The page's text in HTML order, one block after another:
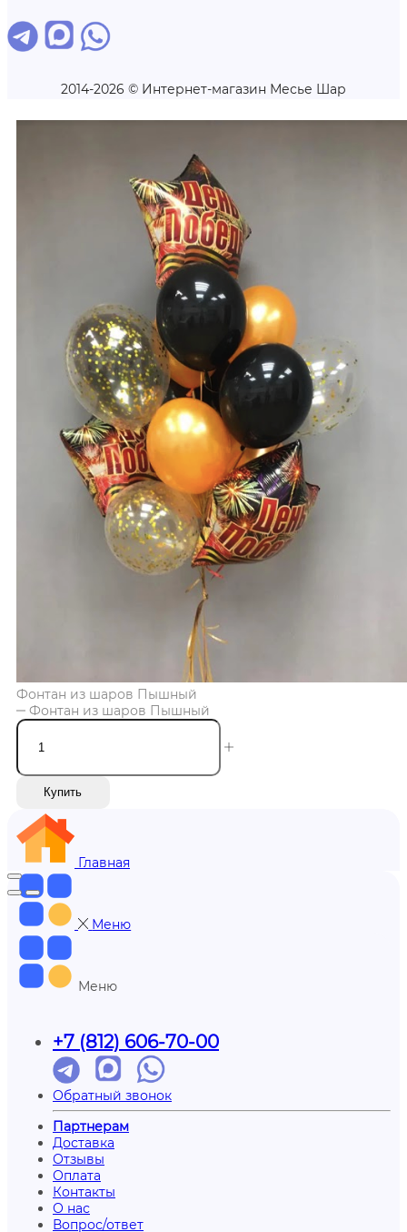
2014-2026 © Интернет-магазин Месье Шар
Фонтан из шаров Пышный
Фонтан из шаров Пышный
Купить
Главная
Меню
Меню
+7 (812) 606-70-00
Обратный звонок
Партнерам
Доставка
Отзывы
Оплата
Контакты
О нас
Вопрос/ответ